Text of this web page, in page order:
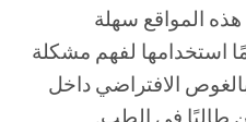
المواقع سهلة
استخدامها لفهم مشكلة
الافتراضي داخل